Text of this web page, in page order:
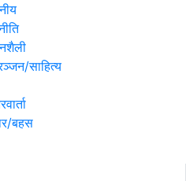
साहित्य
बहस